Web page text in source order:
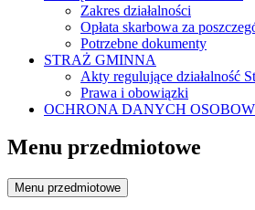
Zakres działalności
Opłata skarbowa za
Potrzebne dokumenty
STRAŻ GMINNA
Akty regulujące działalność
Prawa i obowiązki
OCHRONA DANYCH
Menu przedmiotowe
Menu przedmiotowe